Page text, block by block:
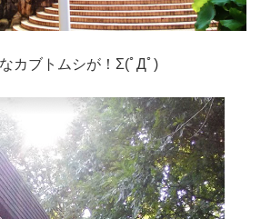
カブトムシが！Σ(ﾟДﾟ)